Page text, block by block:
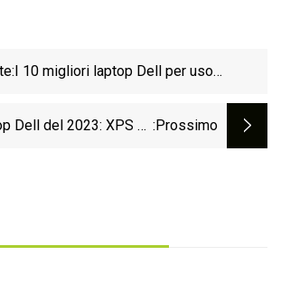
I 10 migliori laptop Dell per uso
Dell del 2023: XPS vs :Prossimo